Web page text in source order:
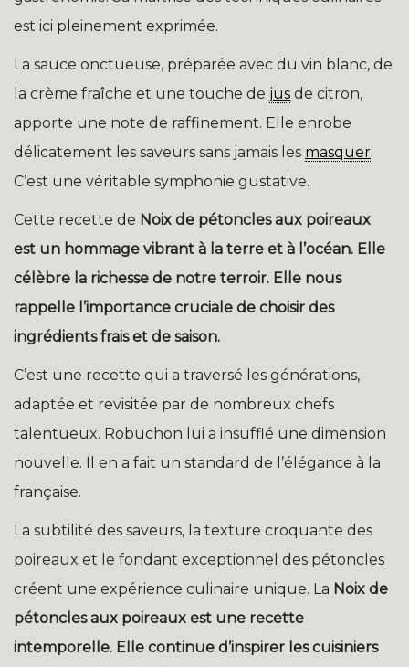
est ici pleinement exprimée.
La sauce onctueuse, préparée avec du vin blanc, de
la crème fraîche et une touche de jus de citron,
apporte une note de raffinement. Elle enrobe
délicatement les saveurs sans jamais les masquer.
C’est une véritable symphonie gustative.
Cette recette de Noix de pétoncles aux poireaux
est un hommage vibrant à la terre et à l’océan. Elle
célèbre la richesse de notre terroir. Elle nous
rappelle l’importance cruciale de choisir des
ingrédients frais et de saison.
C’est une recette qui a traversé les générations,
adaptée et revisitée par de nombreux chefs
talentueux. Robuchon lui a insufflé une dimension
nouvelle. Il en a fait un standard de l’élégance à la
française.
La subtilité des saveurs, la texture croquante des
poireaux et le fondant exceptionnel des pétoncles
créent une expérience culinaire unique. La Noix de
pétoncles aux poireaux est une recette
intemporelle. Elle continue d’inspirer les cuisiniers